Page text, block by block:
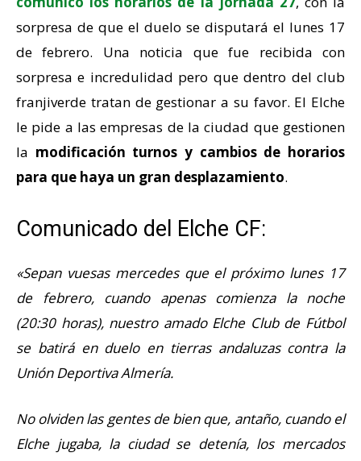
sorpresa de que el duelo se disputará el lunes 17
de febrero. Una noticia que fue recibida con
sorpresa e incredulidad pero que dentro del club
franjiverde tratan de gestionar a su favor. El Elche
le pide a las empresas de la ciudad que gestionen
la modificación turnos y cambios de horarios
para que haya un gran desplazamiento.
Comunicado del Elche CF:
«Sepan vuesas mercedes que el próximo lunes 17
de febrero, cuando apenas comienza la noche
(20:30 horas), nuestro amado Elche Club de Fútbol
se batirá en duelo en tierras andaluzas contra la
Unión Deportiva Almería.
No olviden las gentes de bien que, antaño, cuando el
Elche jugaba, la ciudad se detenía, los mercados